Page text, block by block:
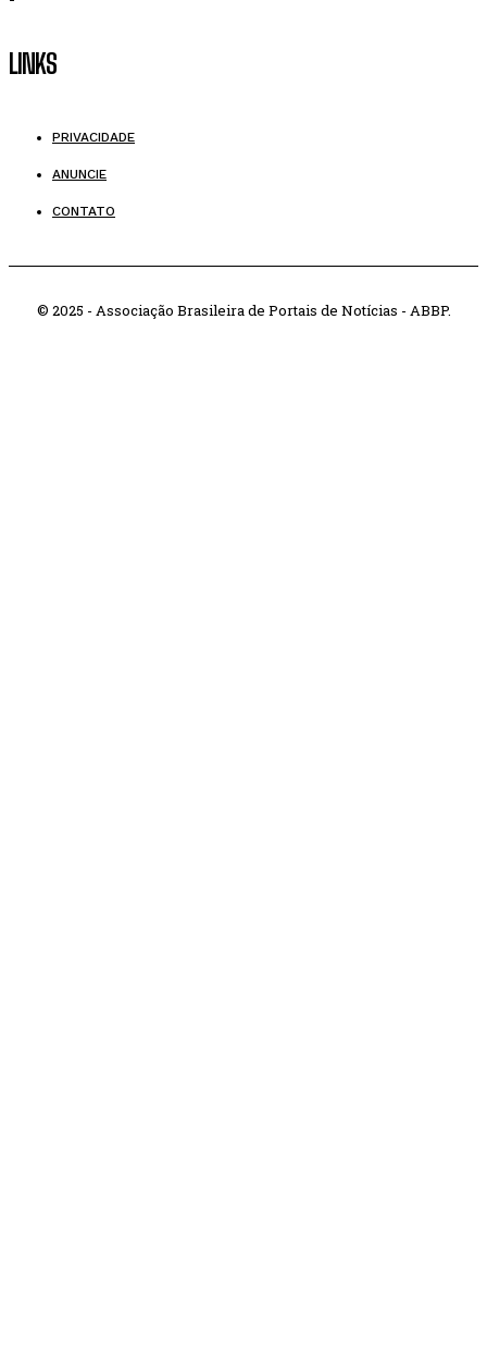
LINKS
PRIVACIDADE
ANUNCIE
CONTATO
© 2025 - Associação Brasileira de Portais de Notícias - ABBP.